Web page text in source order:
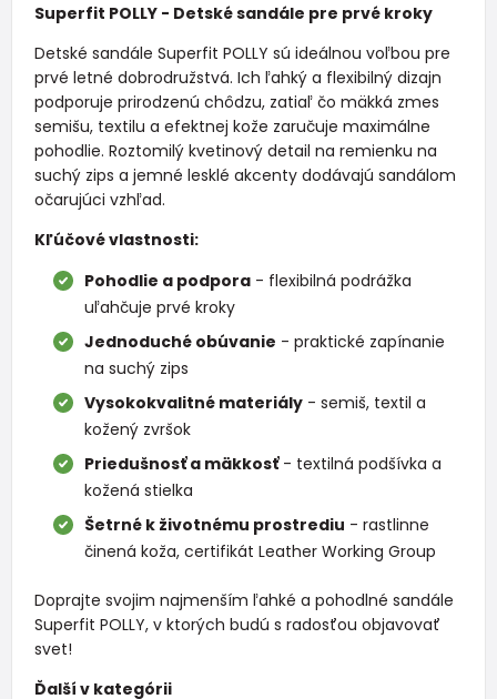
Superfit POLLY - Detské sandále pre prvé kroky
Detské sandále Superfit POLLY sú ideálnou voľbou pre
prvé letné dobrodružstvá. Ich ľahký a flexibilný dizajn
podporuje prirodzenú chôdzu, zatiaľ čo mäkká zmes
semišu, textilu a efektnej kože zaručuje maximálne
pohodlie. Roztomilý kvetinový detail na remienku na
suchý zips a jemné lesklé akcenty dodávajú sandálom
očarujúci vzhľad.
Kľúčové vlastnosti:
Pohodlie a podpora - flexibilná podrážka
uľahčuje prvé kroky
Jednoduché obúvanie - praktické zapínanie
na suchý zips
Vysokokvalitné materiály - semiš, textil a
kožený zvršok
Priedušnosť a mäkkosť- textilná podšívka a
kožená stielka
Šetrné k životnému prostrediu - rastlinne
činená koža, certifikát Leather Working Group
Doprajte svojim najmenším ľahké a pohodlné sandále
Superfit POLLY, v ktorých budú s radosťou objavovať
svet!
Ďalší v kategórii